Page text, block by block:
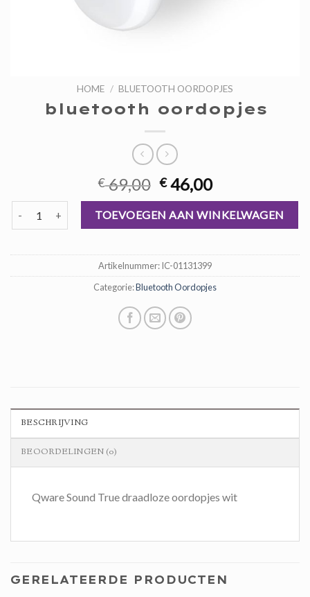
HOME / BLUETOOTH OORDOPJES
bluetooth oordopjes
€69,00 Oorspronkelijke
prijs
was:
€ 69,00.
€46,00Huidige
prijs
is:
€ 46,00.
bluetooth oordopjes aantalTOEVOEGEN AAN WINKELWAGEN
Artikelnummer:IC-01131399
Categorie:Bluetooth Oordopjes
BESCHRIJVING
BEOORDELINGEN (0)
Qware Sound True draadloze oordopjes wit
GERELATEERDE PRODUCTEN